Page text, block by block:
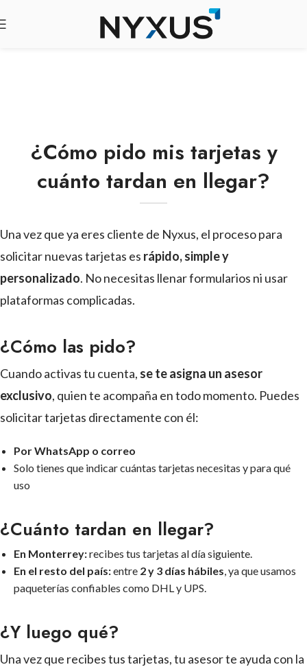
¿Cómo pido mis tarjetas y
cuánto tardan en llegar?
Una vez que ya eres cliente de Nyxus, el proceso para
solicitar nuevas tarjetas es rápido, simple y
personalizado. No necesitas llenar formularios ni usar
plataformas complicadas.
¿Cómo las pido?
Cuando activas tu cuenta, se te asigna un asesor
exclusivo, quien te acompaña en todo momento. Puedes
solicitar tarjetas directamente con él:
Por WhatsApp o correo
Solo tienes que indicar cuántas tarjetas necesitas y para qué
uso
¿Cuánto tardan en llegar?
En Monterrey:recibes tus tarjetas al día siguiente.
En el resto del país:entre 2 y 3 días hábiles, ya que usamos
paqueterías confiables como DHL y UPS.
¿Y luego qué?
Una vez que recibes tus tarjetas, tu asesor te ayuda con la